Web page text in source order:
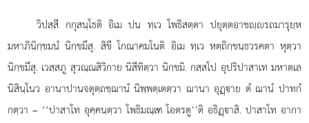
วิปสฺสี กกุสนฺโธติ อิเม ปน ทฺเว โพธิสตฺตา ปยุตฺตอาชฺรถมารุยฺห
มหาภินิกฺขมนํ นิกฺขมึสุ. สิขี โกณาคมโนติ อิเม ทฺเว หตฺถิกฺขนฺธวรคตา หุตฺวา
นิกฺขมึสุ. เวสฺสภู สุวณฺณสิวิกาย นิสีทิตฺวา นิกฺขมิ. กสฺสโป อุปริปาสาเท มหาตเล
นิสินฺโนว อานาปานจตุตฺถชฺฌานํ นิพฺพตฺเตตฺวา ฌานา อุฏฺาย ตํ ฌานํ ปาทกํ
กตฺวา – ‘‘ปาสาโท อุคฺคนฺตฺวา โพธิมณฺเฑ โอตรตู’’ติ อธิฏฺาสิ. ปาสาโท อากา